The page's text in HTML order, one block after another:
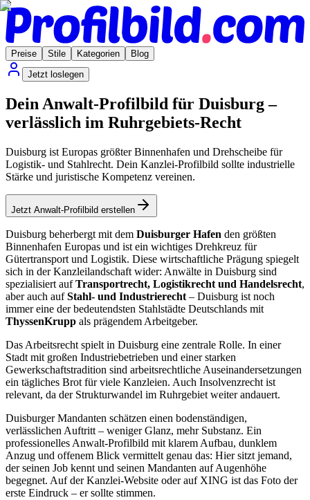
Preise Stile Kategorien
Blog
Jetzt loslegen
Dein Anwalt-Profilbild für Duisburg –
verlässlich im Ruhrgebiets-Recht
Duisburg ist Europas größter Binnenhafen und Drehscheibe für
Logistik- und Stahlrecht. Dein Kanzlei-Profilbild sollte industrielle
Stärke und juristische Kompetenz vereinen.
Jetzt Anwalt-Profilbild erstellen
Duisburg beherbergt mit dem Duisburger Hafen den größten
Binnenhafen Europas und ist ein wichtiges Drehkreuz für
Gütertransport und Logistik. Diese wirtschaftliche Prägung spiegelt
sich in der Kanzleilandschaft wider: Anwälte in Duisburg sind
spezialisiert aufTransportrecht, Logistikrecht und Handelsrecht,
aber auch aufStahl- und Industrierecht – Duisburg ist noch
immer eine der bedeutendsten Stahlstädte Deutschlands mit
ThyssenKrupp als prägendem Arbeitgeber.
Das Arbeitsrecht spielt in Duisburg eine zentrale Rolle. In einer
Stadt mit großen Industriebetrieben und einer starken
Gewerkschaftstradition sind arbeitsrechtliche Auseinandersetzungen
ein tägliches Brot für viele Kanzleien. Auch Insolvenzrecht ist
relevant, da der Strukturwandel im Ruhrgebiet weiter andauert.
Duisburger Mandanten schätzen einen bodenständigen,
verlässlichen Auftritt – weniger Glanz, mehr Substanz. Ein
professionelles Anwalt-Profilbild mit klarem Aufbau, dunklem
Anzug und offenem Blick vermittelt genau das: Hier sitzt jemand,
der seinen Job kennt und seinen Mandanten auf Augenhöhe
begegnet. Auf der Kanzlei-Website oder auf XING ist das Foto der
erste Eindruck – er sollte stimmen.